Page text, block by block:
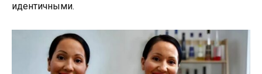
идентичными.